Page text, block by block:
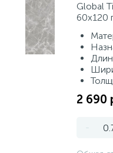
Global
60x120
2 690
-